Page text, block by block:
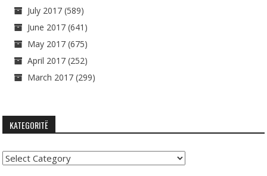
July 2017 (589)
June 2017 (641)
May 2017 (675)
April 2017 (252)
March 2017 (299)
KATEGORITË
Kategoritë